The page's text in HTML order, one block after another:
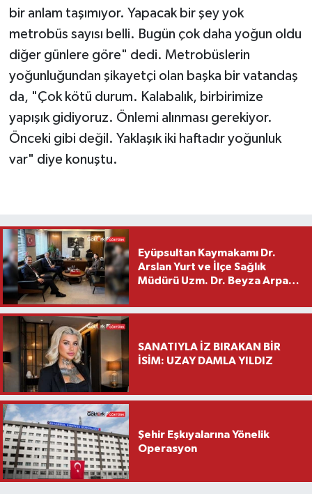
bir anlam taşımıyor. Yapacak bir şey yok
metrobüs sayısı belli. Bugün çok daha yoğun oldu
diğer günlere göre" dedi. Metrobüslerin
yoğunluğundan şikayetçi olan başka bir vatandaş
da, "Çok kötü durum. Kalabalık, birbirimize
yapışık gidiyoruz. Önlemi alınması gerekiyor.
Önceki gibi değil. Yaklaşık iki haftadır yoğunluk
var" diye konuştu.
Eyüpsultan Kaymakamı Dr.
Arslan Yurt ve İlçe Sağlık
Müdürü Uzm. Dr. Beyza Arpacı
Ziyareti
SANATIYLA İZ BIRAKAN BİR
İSİM: UZAY DAMLA YILDIZ
Şehir Eşkıyalarına Yönelik
Operasyon